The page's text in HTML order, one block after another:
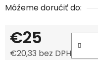
Môžeme doručiť do:
€25
€20,33 bez DPH